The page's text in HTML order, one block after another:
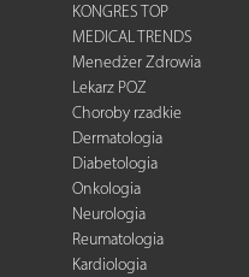
KONGRES TOP
MEDICAL TRENDS
Menedżer Zdrowia
Lekarz POZ
Choroby rzadkie
Dermatologia
Diabetologia
Onkologia
Neurologia
Reumatologia
Kardiologia